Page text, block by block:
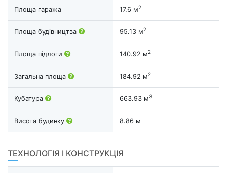
Площа гаража 17.6 м2
Площа будівництва 95.13 м2
Площа підлоги 140.92 м2
Загальна площа 184.92 м2
Кубатура 663.93 м3
Висота будинку 8.86 м
ТЕХНОЛОГІЯ І КОНСТРУКЦІЯ